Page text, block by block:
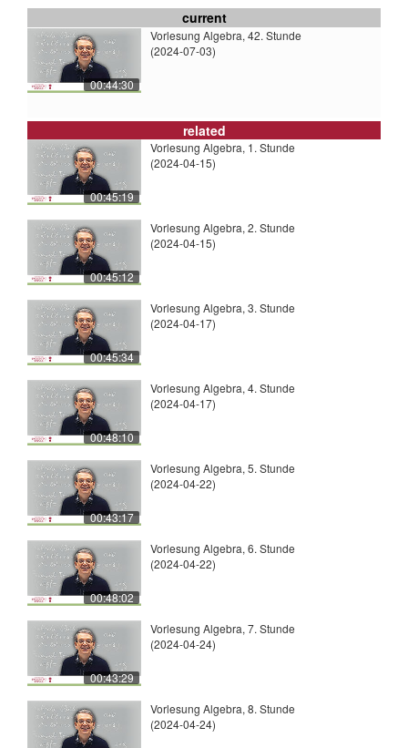
current
00:44:30
Vorlesung Algebra, 42. Stunde
(2024-07-03)
related
00:45:19
Vorlesung Algebra, 1. Stunde
(2024-04-15)
00:45:12
Vorlesung Algebra, 2. Stunde
(2024-04-15)
00:45:34
Vorlesung Algebra, 3. Stunde
(2024-04-17)
00:48:10
Vorlesung Algebra, 4. Stunde
(2024-04-17)
00:43:17
Vorlesung Algebra, 5. Stunde
(2024-04-22)
00:48:02
Vorlesung Algebra, 6. Stunde
(2024-04-22)
00:43:29
Vorlesung Algebra, 7. Stunde
(2024-04-24)
Vorlesung Algebra, 8. Stunde
(2024-04-24)